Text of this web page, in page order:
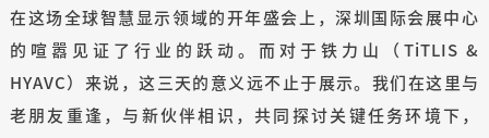
在这场全球智慧显示领域的开年盛会上，深圳国际会展中心
的喧嚣见证了行业的跃动。而对于铁力山（TiTLIS &
HYAVC）来说，这三天的意义远不止于展示。我们在这里与
老朋友重逢，与新伙伴相识，共同探讨关键任务环境下，